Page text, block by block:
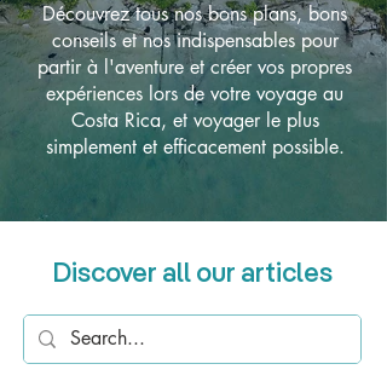
Découvrez tous nos bons plans, bons
conseils et nos indispensables pour
partir à l'aventure et créer vos propres
expériences lors de votre voyage au
Costa Rica, et voyager le plus
simplement et efficacement possible.
Discover all our articles